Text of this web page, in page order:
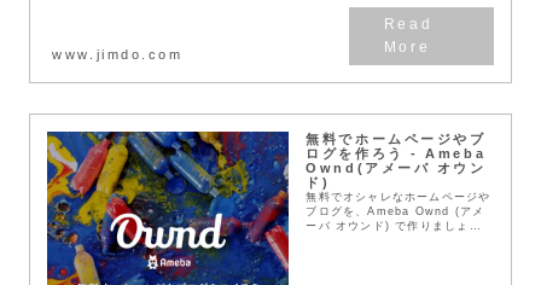
www.jimdo.com
無料でホームページやブ
ログを作ろう - Ameba
Ownd(アメーバ オウン
ド)
無料でオシャレなホームページや
ブログを、Ameba Ownd (アメ
ーバ オウンド) で作りましょ